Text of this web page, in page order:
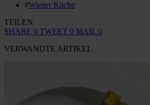
#Wiener Küche
TEILEN
SHARE 0 TWEET 0 MAIL 0
VERWANDTE ARTIKEL